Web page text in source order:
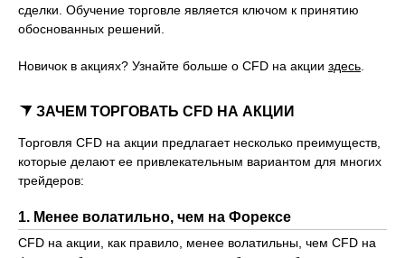
сделки. Обучение торговле является ключом к принятию
обоснованных решений.
Новичок в акциях? Узнайте больше о CFD на акции здесь
ЗАЧЕМ ТОРГОВАТЬ CFD НА АКЦИИ
Торговля CFD на акции предлагает несколько преимуществ,
которые делают ее привлекательным вариантом для многих
трейдеров:
1. Менее волатильно, чем на Форексе
CFD на акции, как правило, менее волатильны, чем CFD на